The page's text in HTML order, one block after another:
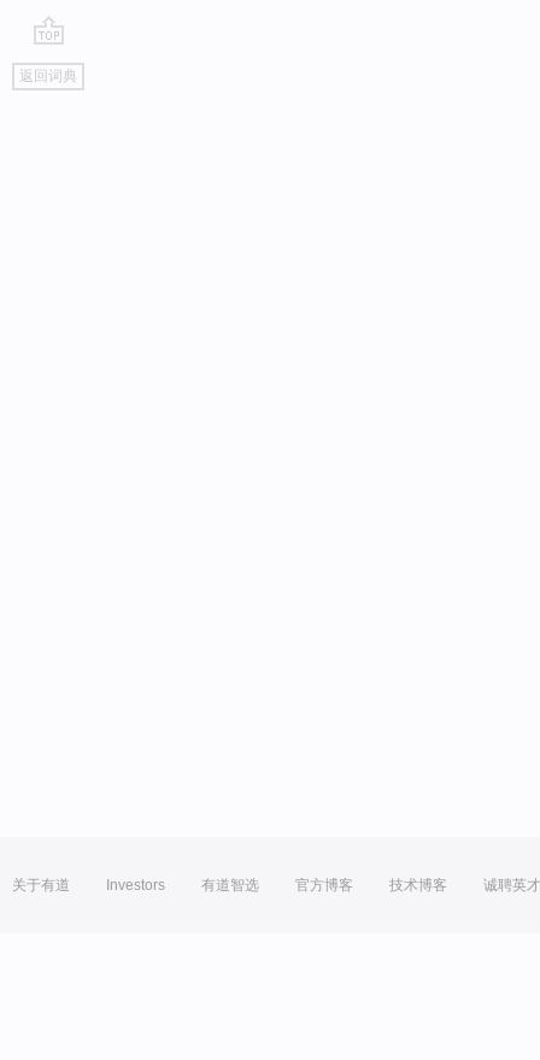
go
top
返回词典
关于有道 Investors 有道智选 官方博客 技术博客 诚聘英才